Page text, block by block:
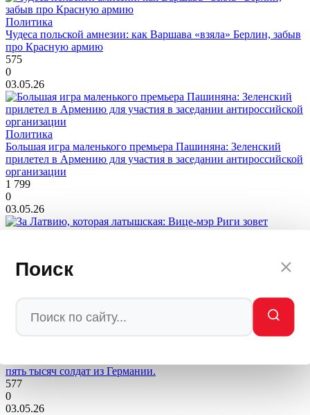
Поиск
Политика
Чудеса польской амнезии: как Варшава «взяла» Берлин, забыв
про Красную армию
575
0
03.05.26
Политика
Большая игра маленького премьера Пашиняна: Зеленский
прилетел в Армению для участия в заседании антироссийской
организации
1 799
0
03.05.26
на «крестовый поход» 9 мая, забыв об истории
пять тысяч солдат из Германии.
577
0
03.05.26